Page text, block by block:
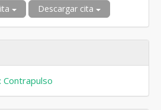
Descargar cita
Contrapulso